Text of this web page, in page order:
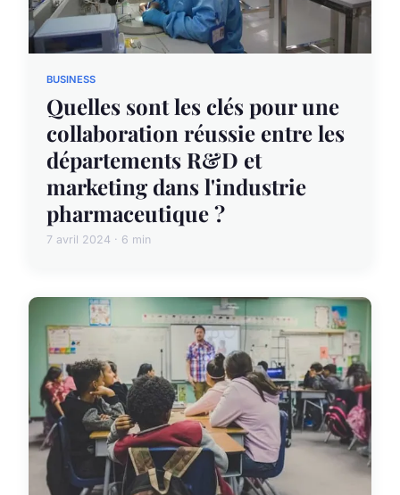
BUSINESS
Quelles sont les clés pour une
collaboration réussie entre les
départements R&D et
marketing dans l'industrie
pharmaceutique ?
7 avril 2024 · 6 min